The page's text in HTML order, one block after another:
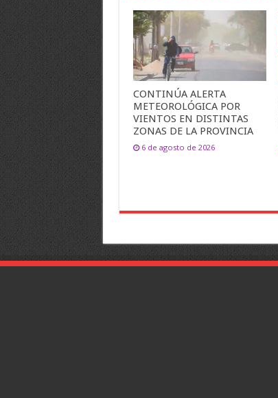
CONTINÚA ALERTA
METEOROLÓGICA POR
VIENTOS EN DISTINTAS
ZONAS DE LA PROVINCIA
6 de agosto de 2026